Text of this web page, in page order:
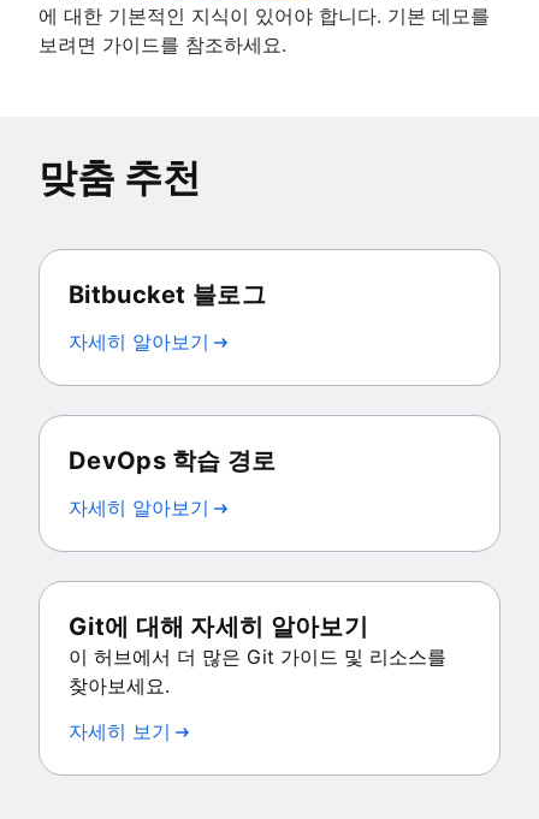
에 대한 기본적인 지식이 있어야 합니다. 기본 데모를
보려면 가이드를 참조하세요.
맞춤 추천
Bitbucket 블로그
자세히 알아보기
DevOps 학습 경로
자세히 알아보기
Git에 대해 자세히 알아보기
이 허브에서 더 많은 Git 가이드 및 리소스를
찾아보세요.
자세히 보기